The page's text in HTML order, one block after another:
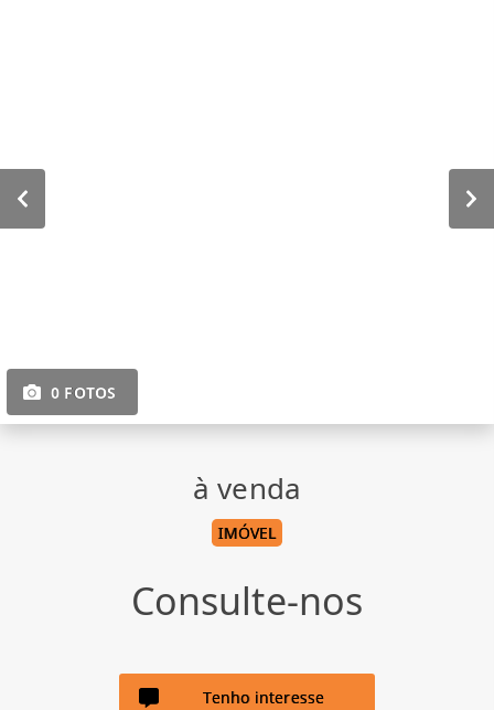
0 FOTOS
à venda
IMÓVEL
Consulte-nos
Tenho interesse